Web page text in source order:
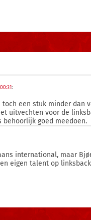
:
toch een stuk minder dan
uitvechten voor de
behoorlijk goed meedoen.
international, maar
eigen talent op